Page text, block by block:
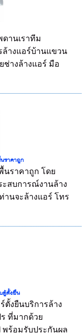
ดานเราทีม
ล้างแอร์บ้านแขวน
ช่างล้างแอร์ มือ
ราคาถูก
นราคาถูก โดย
ะสบการณ์งานล้าง
านจะล้างแอร์ โทร
ตู้ตั้งยืน
ตั้งยืนบริการล้าง
ที่มากด้วย
พร้อมรับประกันผล